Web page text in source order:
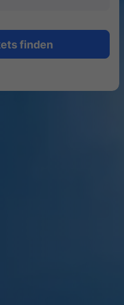
finden